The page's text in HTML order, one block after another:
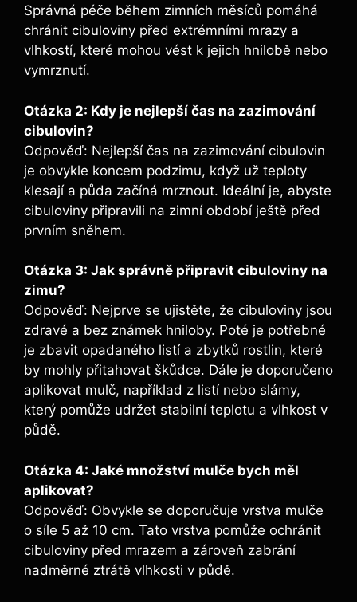
Správná péče během zimních měsíců pomáhá
chránit cibuloviny před extrémními mrazy a
vlhkostí, které mohou vést k jejich hnilobě nebo
vymrznutí.
Otázka 2: Kdy je nejlepší čas na zazimování
cibulovin?
Odpověď: Nejlepší čas na zazimování cibulovin
je obvykle koncem podzimu, když už teploty
klesají a půda začíná mrznout. Ideální je, abyste
cibuloviny připravili na zimní období ještě před
prvním sněhem.
Otázka 3: Jak správně připravit cibuloviny na
zimu?
Odpověď: Nejprve se ujistěte, že cibuloviny jsou
zdravé a bez známek hniloby. Poté je potřebné
je zbavit opadaného listí a zbytků rostlin, které
by mohly přitahovat škůdce. Dále je doporučeno
aplikovat mulč, například z listí nebo slámy,
který pomůže udržet stabilní teplotu a vlhkost v
půdě.
Otázka 4: Jaké množství mulče bych měl
aplikovat?
Odpověď: Obvykle se doporučuje vrstva mulče
o síle 5 až 10 cm. Tato vrstva pomůže ochránit
cibuloviny před mrazem a zároveň zabrání
nadměrné ztrátě vlhkosti v půdě.